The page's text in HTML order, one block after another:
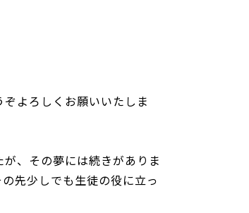
よろしくお願いいたしま
、その夢には続きがありま
先少しでも生徒の役に立っ